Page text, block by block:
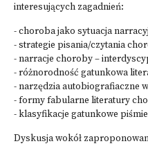
interesujących zagadnień:
- choroba jako sytuacja
- strategie pisania/czytania
- narracje choroby –
- różnorodność gatunkowa
- narzędzia autobiografiaczne
- formy fabularne literatury
- klasyfikacje gatunkowe
Dyskusja wokół